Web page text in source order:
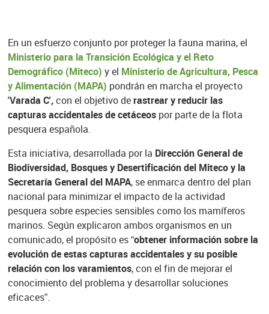
En un esfuerzo conjunto por proteger la fauna marina, el
Ministerio para la Transición Ecológica y el Reto
Demográfico (Miteco) y el Ministerio de Agricultura, Pesca
y Alimentación (MAPA) pondrán en marcha el proyecto
'Varada C',con el objetivo derastrear y reducir las
capturas accidentales de cetáceospor parte de la flota
pesquera española.
Esta iniciativa, desarrollada por la Dirección General de
Biodiversidad, Bosques y Desertificación del Miteco y la
Secretaría General del MAPA, se enmarca dentro del plan
nacional para minimizar el impacto de la actividad
pesquera sobre especies sensibles como los mamíferos
marinos. Según explicaron ambos organismos en un
comunicado, el propósito es“obtener información sobre la
evolución de estas capturas accidentales y su posible
relación con los varamientos, con el fin de mejorar el
conocimiento del problema y desarrollar soluciones
eficaces”.